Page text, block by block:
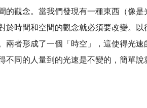
的觀念。當我們發現有一種東西（像
於時間和空間的觀念就必須要改變。
兩者形成了一個「時空」，這使得光
不同的人量到的光速是不變的，簡單